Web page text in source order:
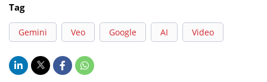
Tag
Gemini Veo Google AI Video